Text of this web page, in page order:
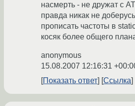
насмерть - не дружат с
правда никак не
прописать частоты в
косяк более общего
anonymous
15.08.2007 12:16:31
Показать ответ
Ссылка